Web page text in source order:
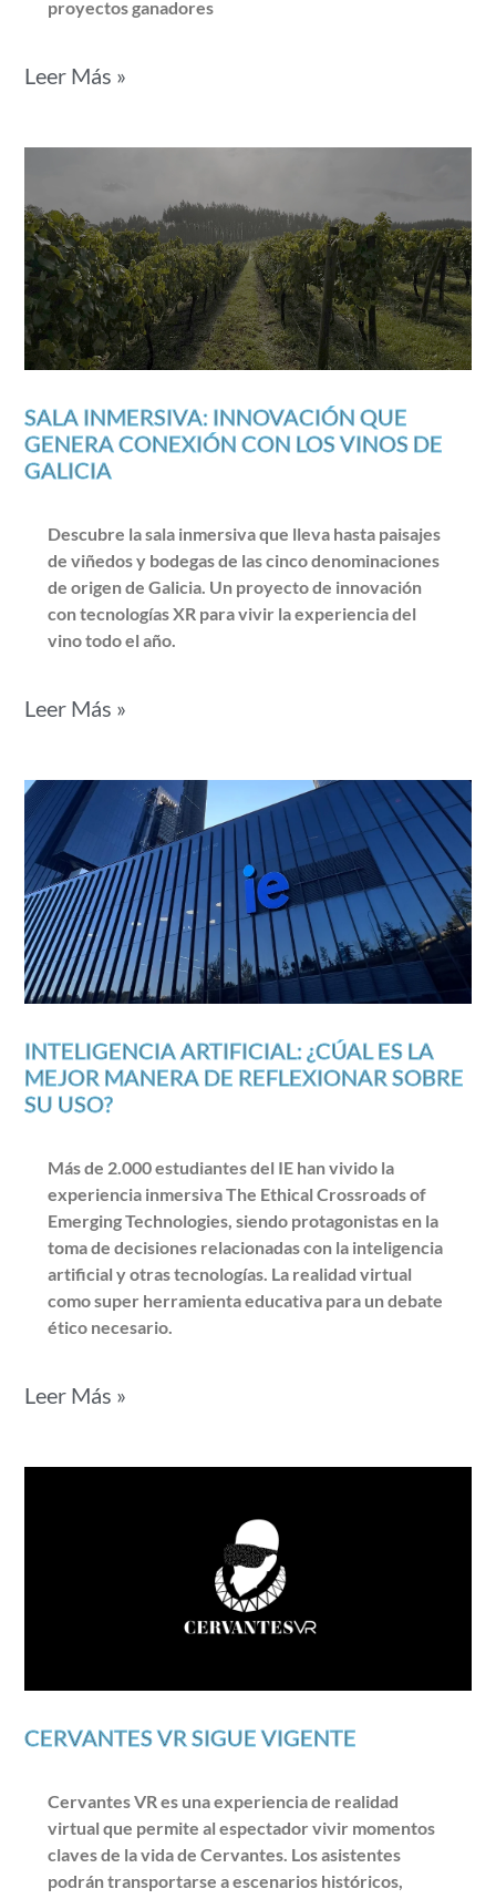
proyectos ganadores
Leer Más »
SALA INMERSIVA: INNOVACIÓN QUE
GENERA CONEXIÓN CON LOS VINOS DE
GALICIA
Descubre la sala inmersiva que lleva hasta paisajes
de viñedos y bodegas de las cinco denominaciones
de origen de Galicia. Un proyecto de innovación
con tecnologías XR para vivir la experiencia del
vino todo el año.
Leer Más »
INTELIGENCIA ARTIFICIAL: ¿CÚAL ES LA
MEJOR MANERA DE REFLEXIONAR SOBRE
SU USO?
Más de 2.000 estudiantes del IE han vivido la
experiencia inmersiva The Ethical Crossroads of
Emerging Technologies, siendo protagonistas en la
toma de decisiones relacionadas con la inteligencia
artificial y otras tecnologías. La realidad virtual
como super herramienta educativa para un debate
ético necesario.
Leer Más »
CERVANTES VR SIGUE VIGENTE
Cervantes VR es una experiencia de realidad
virtual que permite al espectador vivir momentos
claves de la vida de Cervantes. Los asistentes
podrán transportarse a escenarios históricos,